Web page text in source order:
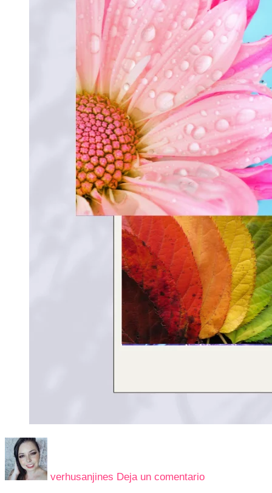
verhusanjines Deja un comentarioLOS